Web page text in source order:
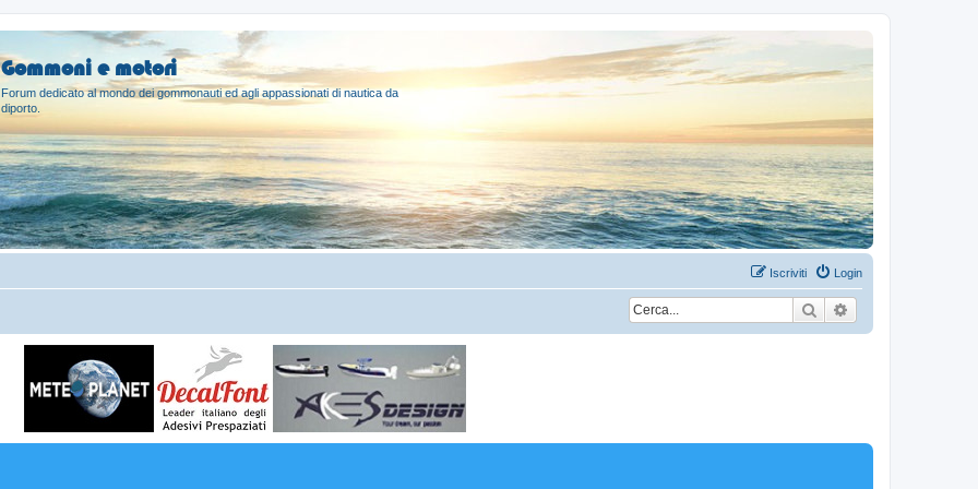
Gommoni e motori
Forum dedicato al mondo dei gommonauti ed agli appassionati di nautica da
diporto.
Login
Iscriviti
Cerca